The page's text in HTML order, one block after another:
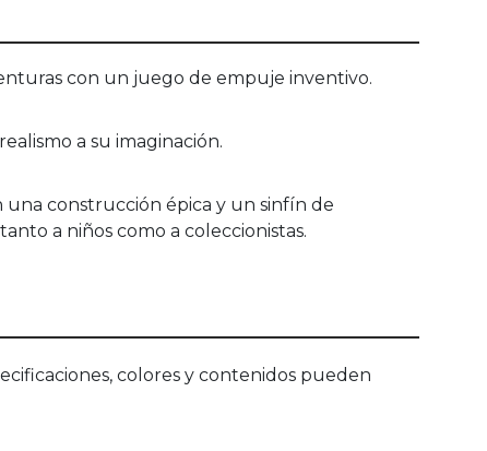
con un juego de empuje inventivo.
a su imaginación.
construcción épica y un sinfín de
a niños como a coleccionistas.
colores y contenidos pueden